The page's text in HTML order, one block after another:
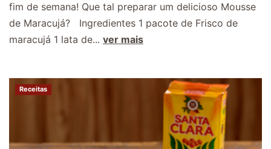
fim de semana! Que tal preparar um delicioso Mousse
de Maracujá? Ingredientes 1 pacote de Frisco de
maracujá 1 lata de... ver mais
Receitas